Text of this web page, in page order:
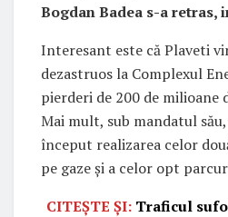
Bogdan Badea s-a retras,
Interesant este că Plaveti
dezastruos la Complexul
pierderi de 200 de milioane
Mai mult, sub mandatul
început realizarea celor
pe gaze și a celor opt
CITEȘTE ȘI: Traficul